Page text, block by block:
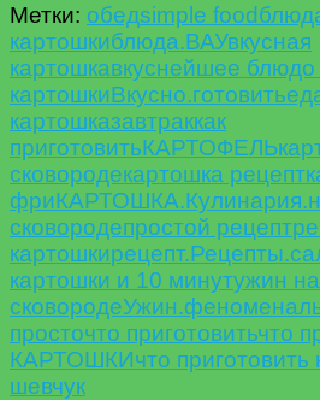
Метки: oбедsimple food
картошкиблюда.ВАУвкусная
картошкавкуснейшее блюдо
картошкиВкусно.готовить
картошказавтраккак
приготовитьКАРТОФЕЛЬ
сковородекартошка рецепт
фриКАРТОШКА.Кулинария.
сковородепростой рецепт
картошкирецепт.Рецепты.
картошки и 10 минутужин на
сковородеУжин.
просточто приготовитьчто
КАРТОШКИчто приготовить
шевчук